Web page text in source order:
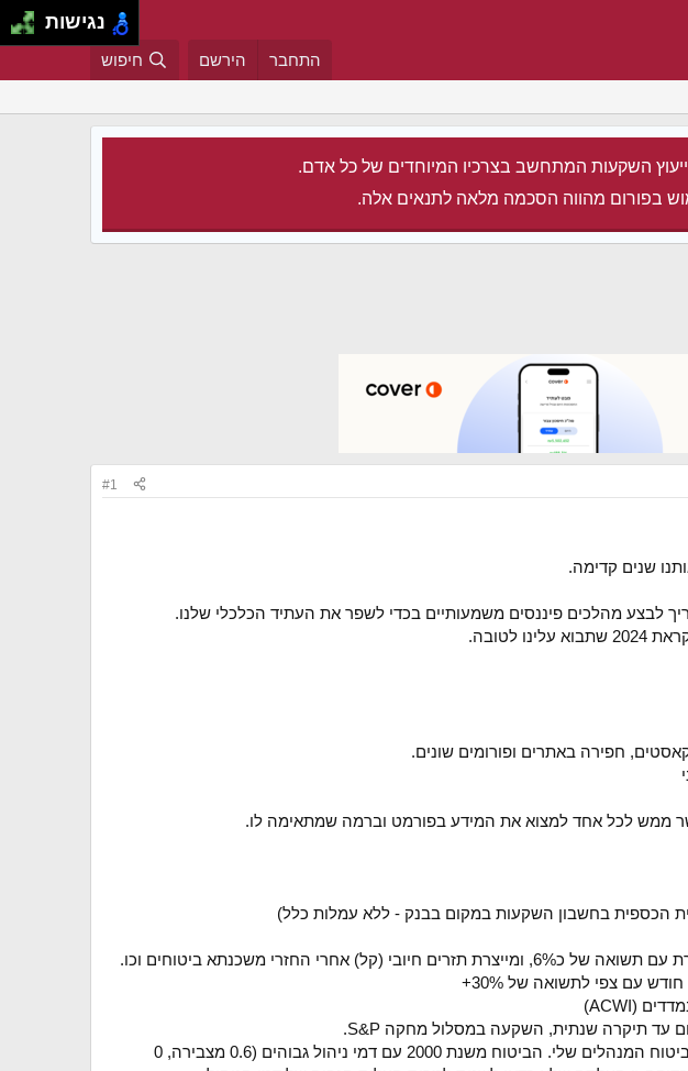
התחבר הירשם חיפוש
ייעוץ השקעות המתחשב בצרכיו המיוחדים של כל אדם.
בפורום מהווה הסכמה מלאה לתנאים אלה.
#1
לבצע מהלכים פיננסים משמעותיים בכדי לשפר את העתיד הכלכלי שלנו.
ממש לכל אחד למצוא את המידע בפורמט וברמה שמתאימה לו.
9. בדיקה נוספת (ה4 במספר ב10 שנים האחרונות) ע״י יועץ פנסיוני עצמאי של ביטוח המנהלים שלי. הביטוח משנת 2000 עם דמי ניהול גבוהים (0.6 מצבירה, 0
נגישות